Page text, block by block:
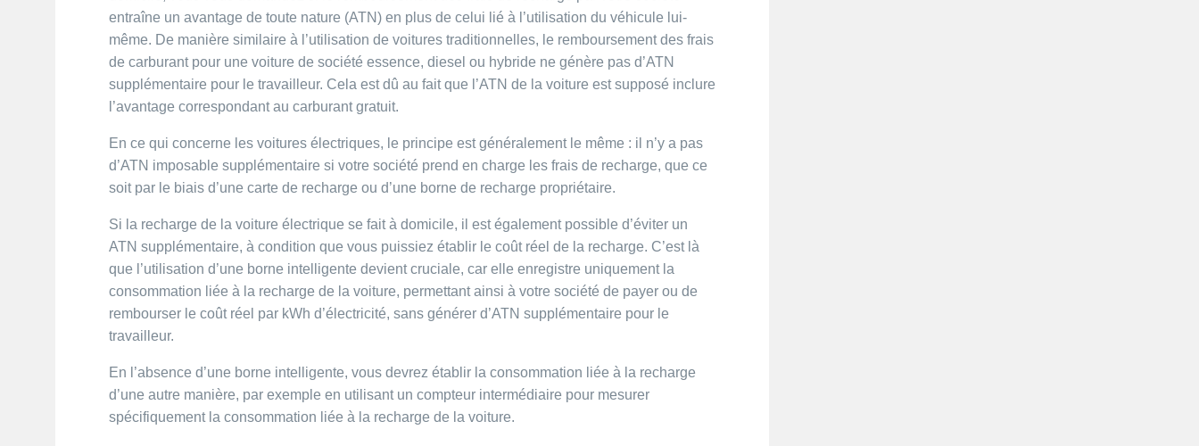
entraîne un avantage de toute nature (ATN) en plus de celui lié à l’utilisation du véhicule lui-
même. De manière similaire à l’utilisation de voitures traditionnelles, le remboursement des frais
de carburant pour une voiture de société essence, diesel ou hybride ne génère pas d’ATN
supplémentaire pour le travailleur. Cela est dû au fait que l’ATN de la voiture est supposé inclure
l’avantage correspondant au carburant gratuit.
En ce qui concerne les voitures électriques, le principe est généralement le même : il n’y a pas
d’ATN imposable supplémentaire si votre société prend en charge les frais de recharge, que ce
soit par le biais d’une carte de recharge ou d’une borne de recharge propriétaire.
Si la recharge de la voiture électrique se fait à domicile, il est également possible d’éviter un
ATN supplémentaire, à condition que vous puissiez établir le coût réel de la recharge. C’est là
que l’utilisation d’une borne intelligente devient cruciale, car elle enregistre uniquement la
consommation liée à la recharge de la voiture, permettant ainsi à votre société de payer ou de
rembourser le coût réel par kWh d’électricité, sans générer d’ATN supplémentaire pour le
travailleur.
En l’absence d’une borne intelligente, vous devrez établir la consommation liée à la recharge
d’une autre manière, par exemple en utilisant un compteur intermédiaire pour mesurer
spécifiquement la consommation liée à la recharge de la voiture.